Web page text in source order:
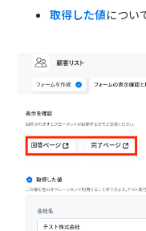
取得した値につい